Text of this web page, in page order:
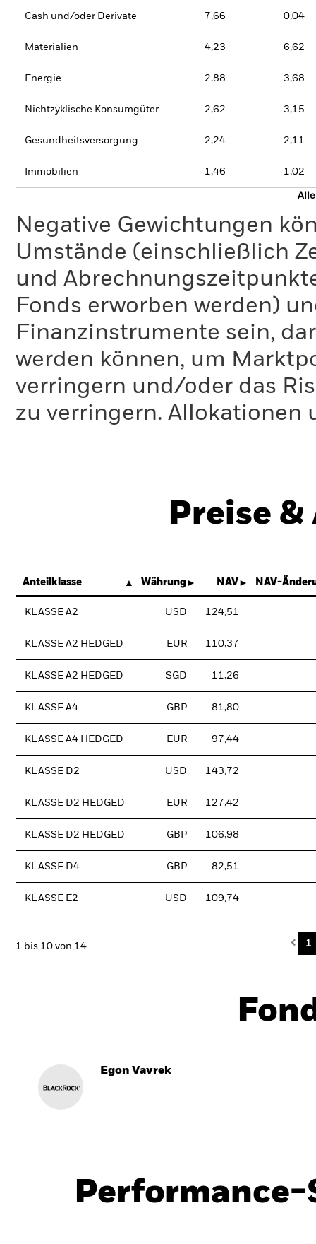
Cash und/oder Derivate 7,66 0,04
Materialien 4,23 6,62
Energie 2,88 3,68
Nichtzyklische Konsumgüter 2,62 3,15
Gesundheitsversorgung 2,24 2,11
Immobilien 1,46 1,02
Negative Gewichtungen
Umstände (einschließlich
und
Fonds erworben werden)
Finanzinstrumente sein,
werden können, um
verringern und/oder das
zu verringern. Allokationen
Preise
Anteilklasse Währung NAV NAV-
KLASSE A2 USD 124,51
KLASSE A2 HEDGED EUR 110,37
KLASSE A2 HEDGED SGD 11,26
KLASSE A4 GBP 81,80
KLASSE A4 HEDGED EUR 97,44
KLASSE D2 USD 143,72
KLASSE D2 HEDGED EUR 127,42
KLASSE D2 HEDGED GBP 106,98
KLASSE D4 GBP 82,51
KLASSE E2 USD 109,74
1 bis 10 von 14 1
Egon Vavrek
Performance-